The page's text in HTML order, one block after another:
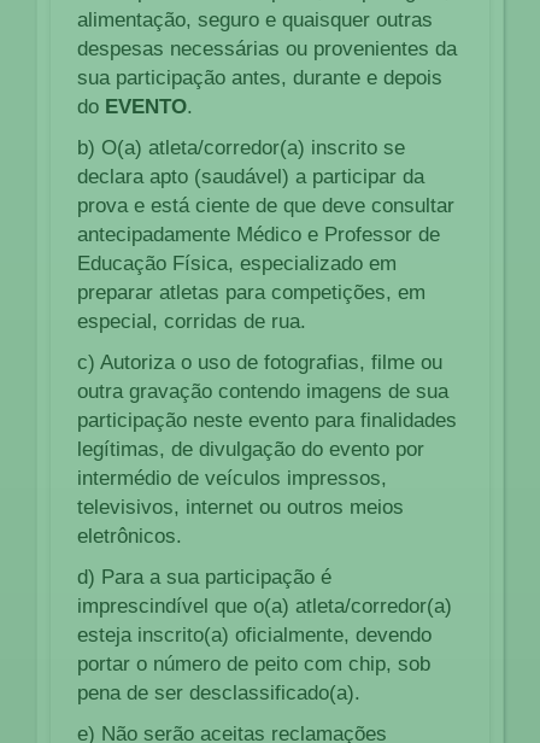
alimentação, seguro e quaisquer outras
despesas necessárias ou provenientes da
sua participação antes, durante e depois
do EVENTO.
b) O(a) atleta/corredor(a) inscrito se
declara apto (saudável) a participar da
prova e está ciente de que deve consultar
antecipadamente Médico e Professor de
Educação Física, especializado em
preparar atletas para competições, em
especial, corridas de rua.
c) Autoriza o uso de fotografias, filme ou
outra gravação contendo imagens de sua
participação neste evento para finalidades
legítimas, de divulgação do evento por
intermédio de veículos impressos,
televisivos, internet ou outros meios
eletrônicos.
d) Para a sua participação é
imprescindível que o(a) atleta/corredor(a)
esteja inscrito(a) oficialmente, devendo
portar o número de peito com chip, sob
pena de ser desclassificado(a).
e) Não serão aceitas reclamações